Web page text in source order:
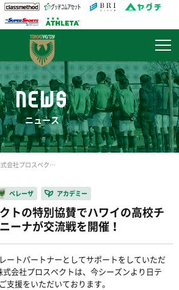
NEWS
ニュース
株式会社プロスペクトの特別協賛でハワイの高校チームと日テレ・メニーナが交流戦を開催！
ベレーザ アカデミー
トの特別協賛でハワイの高校チ
ーナが交流戦を開催！
ートパートナーとしてサポートをしていただ
会社プロスペクトは、今シーズンより日テ
支援をいただいております。